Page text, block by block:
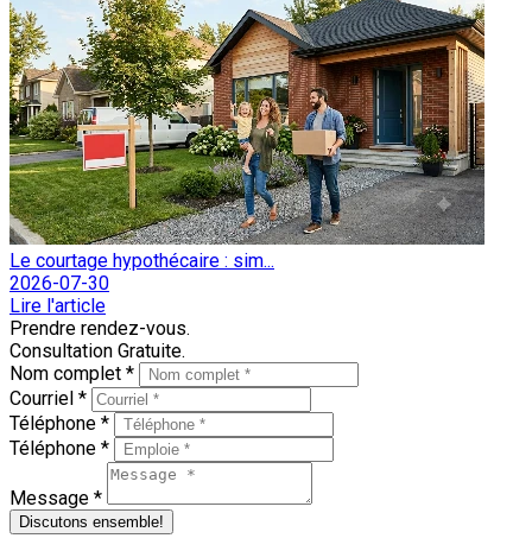
Le courtage hypothécaire : sim...
2026-07-30
Lire l'article
Prendre rendez-vous.
Consultation Gratuite.
Nom complet *
Courriel *
Téléphone *
Téléphone *
Message *
Discutons ensemble!